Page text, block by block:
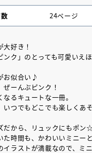
24ページ
好き！
ンク」のとっても可愛いえ
お似合い♪
ーんぶピンク！
るキュートな一冊。
いつでもどこでも楽しくあ
だから、リュックにもポン
た時間も、かわいいミニ
ラストが満載なので、ミ
『